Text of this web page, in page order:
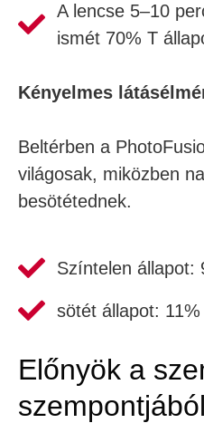
A lencse 5–10
ismét 70% T
Kényelmes
Beltérben a
világosak, miközben
besötétednek.
Színtelen állapot:
sötét állapot: 11%
Előnyök a
szempontjából